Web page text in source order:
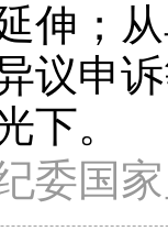
伸；
议申
下。
委国